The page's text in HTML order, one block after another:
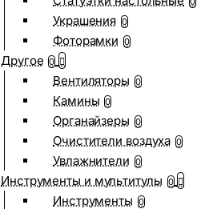
Украшения 0
Фоторамки 0
Другое 0
Вентиляторы 0
Камины 0
Органайзеры 0
Очистители воздуха 0
Увлажнители 0
Инструменты и мультитулы 0
Инструменты 0